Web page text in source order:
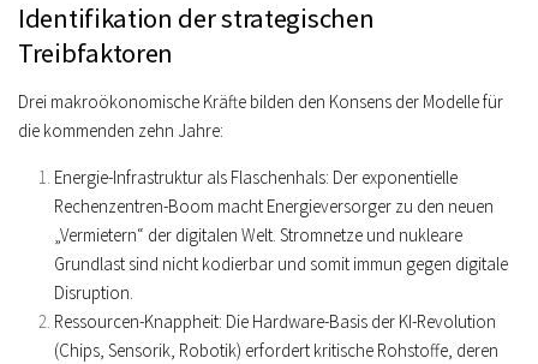
Identifikation der strategischen
Treibfaktoren
Drei makroökonomische Kräfte bilden den Konsens der Modelle für
die kommenden zehn Jahre:
Energie-Infrastruktur als Flaschenhals: Der exponentielle
Rechenzentren-Boom macht Energieversorger zu den neuen
„Vermietern“ der digitalen Welt. Stromnetze und nukleare
Grundlast sind nicht kodierbar und somit immun gegen digitale
Disruption.
Ressourcen-Knappheit: Die Hardware-Basis der KI-Revolution
(Chips, Sensorik, Robotik) erfordert kritische Rohstoffe, deren